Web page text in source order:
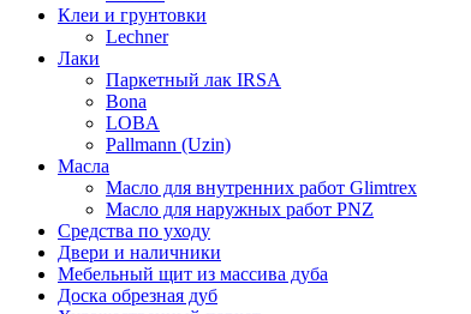
Клеи и грунтовки
Lechner
Лаки
Паркетный лак IRSA
Bona
LOBA
Pallmann (Uzin)
Масла
Масло для внутренних работ Glimtrex
Масло для наружных работ PNZ
Средства по уходу
Двери и наличники
Мебельный щит из массива дуба
Доска обрезная дуб